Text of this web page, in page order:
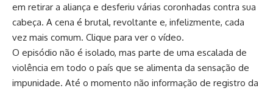
em retirar a aliança e desferiu várias coronhadas contra sua
cabeça. A cena é brutal, revoltante e, infelizmente, cada
vez mais comum. Clique para ver o vídeo.
O episódio não é isolado, mas parte de uma escalada de
violência em todo o país que se alimenta da sensação de
impunidade. Até o momento não informação de registro da